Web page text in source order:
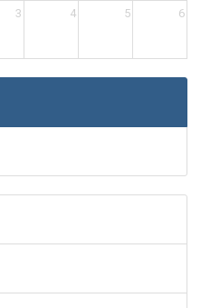
3 4 5 6
Проблемы источниковедения